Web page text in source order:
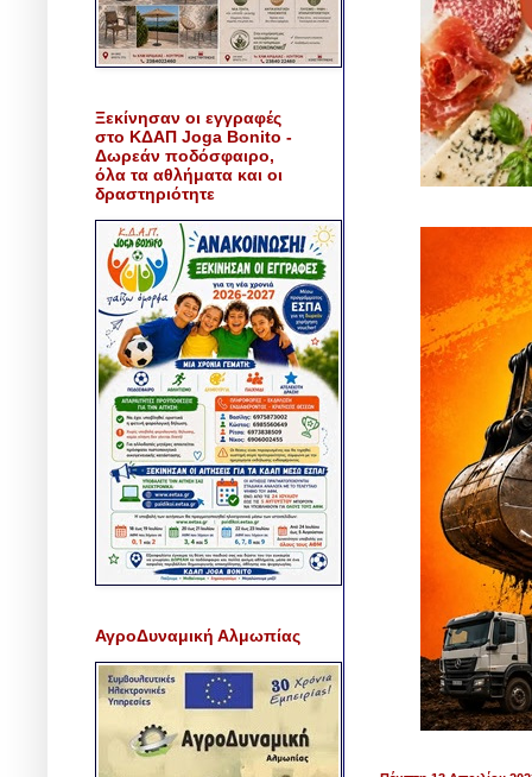
Ξεκίνησαν οι εγγραφές
στο ΚΔΑΠ Joga Bonito -
Δωρεάν ποδόσφαιρο,
όλα τα αθλήματα και οι
δραστηριότητε
ΑγροΔυναμική Αλμωπίας